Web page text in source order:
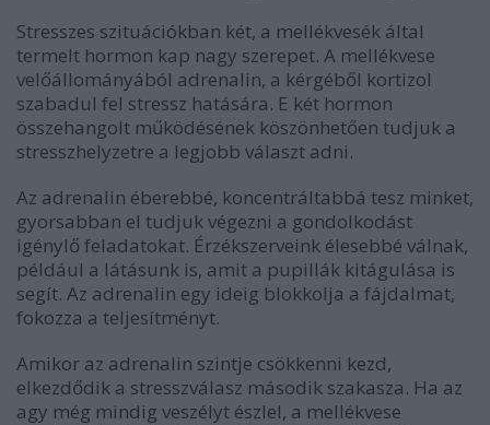
Stresszes szituációkban két, a mellékvesék által
termelt hormon kap nagy szerepet. A mellékvese
velőállományából adrenalin, a kérgéből kortizol
szabadul fel stressz hatására. E két hormon
összehangolt működésének köszönhetően tudjuk a
stresszhelyzetre a legjobb választ adni.
Az adrenalin éberebbé, koncentráltabbá tesz minket,
gyorsabban el tudjuk végezni a gondolkodást
igénylő feladatokat. Érzékszerveink élesebbé válnak,
például a látásunk is, amit a pupillák kitágulása is
segít. Az adrenalin egy ideig blokkolja a fájdalmat,
fokozza a teljesítményt.
Amikor az adrenalin szintje csökkenni kezd,
elkezdődik a stresszválasz második szakasza. Ha az
agy még mindig veszélyt észlel, a mellékvese